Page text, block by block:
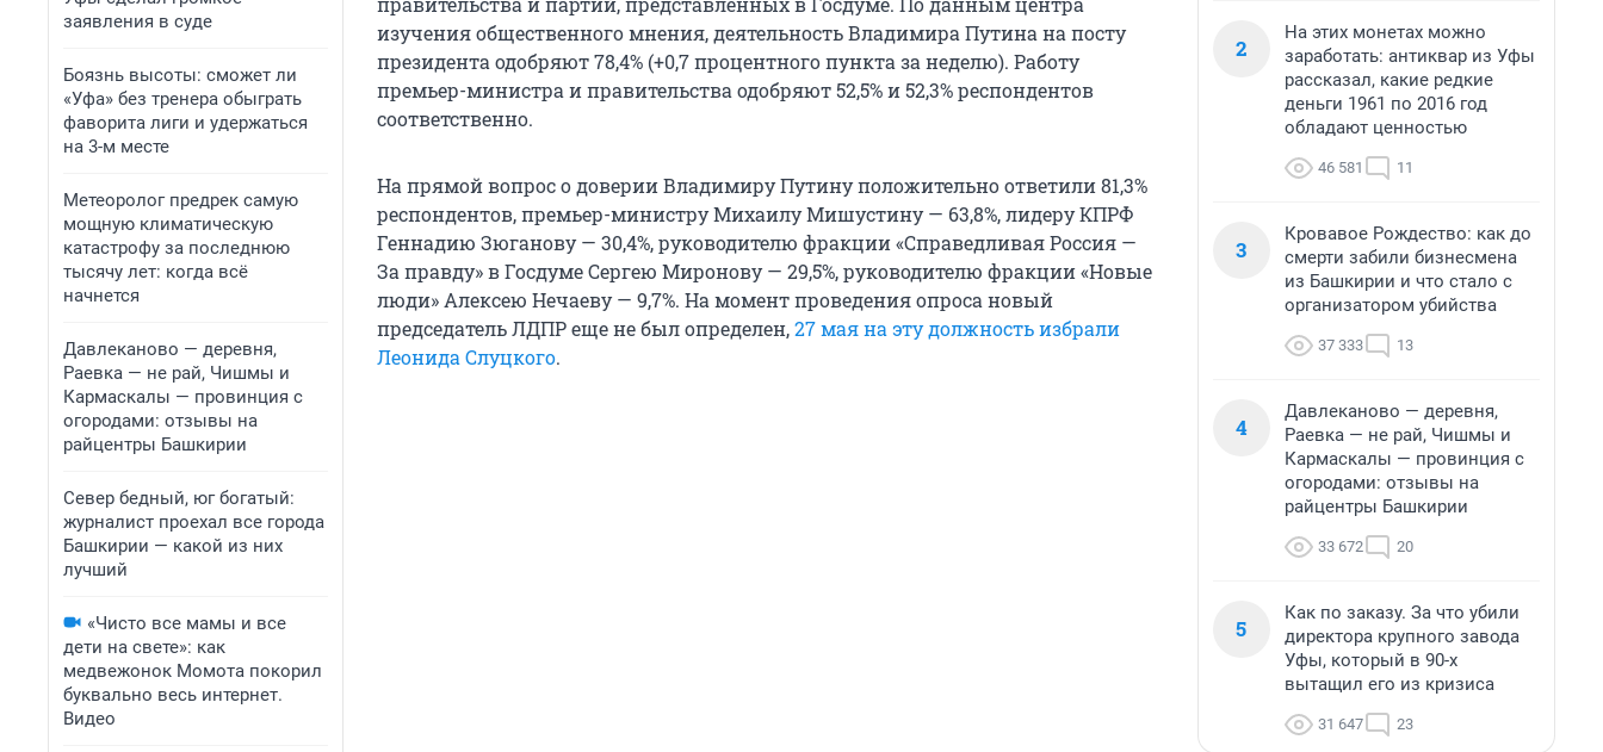
заявления в суде
Боязнь высоты: сможет ли
«Уфа» без тренера обыграть
фаворита лиги и удержаться
на 3-м месте
Метеоролог предрек самую
мощную климатическую
катастрофу за последнюю
тысячу лет: когда всё
начнется
Давлеканово — деревня,
Раевка — не рай, Чишмы и
Кармаскалы — провинция с
огородами: отзывы на
райцентры Башкирии
Север бедный, юг богатый:
журналист проехал все города
Башкирии — какой из них
лучший
«Чисто все мамы и все
дети на свете»: как
медвежонок Момота покорил
буквально весь интернет.
Видео
изучения общественного мнения, деятельность Владимира Путина на посту
президента одобряют 78,4% (+0,7 процентного пункта за неделю). Работу
премьер-министра и правительства одобряют 52,5% и 52,3% респондентов
соответственно.
На прямой вопрос о доверии Владимиру Путину положительно ответили 81,3%
респондентов, премьер-министру Михаилу Мишустину — 63,8%, лидеру КПРФ
Геннадию Зюганову — 30,4%, руководителю фракции «Справедливая Россия —
За правду» в Госдуме Сергею Миронову — 29,5%, руководителю фракции «Новые
люди» Алексею Нечаеву — 9,7%. На момент проведения опроса новый
председатель ЛДПР еще не был определен,27 мая на эту должность избрали
Леонида Слуцкого.
2
На этих монетах можно
заработать: антиквар из Уфы
рассказал, какие редкие
деньги 1961 по 2016 год
обладают ценностью
46 581 11
3
Кровавое Рождество: как до
смерти забили бизнесмена
из Башкирии и что стало с
организатором убийства
37 333 13
4
Давлеканово — деревня,
Раевка — не рай, Чишмы и
Кармаскалы — провинция с
огородами: отзывы на
райцентры Башкирии
33 672 20
5
Как по заказу. За что убили
директора крупного завода
Уфы, который в 90-х
вытащил его из кризиса
31 647 23